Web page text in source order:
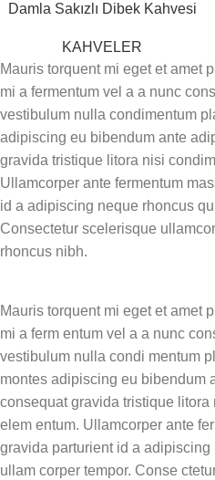
Damla Sakızlı Dibek Kahvesi
KAHVELER
Mauris torquent mi eget et amet
mi a fermentum vel a a nunc
vestibulum nulla condimentum
adipiscing eu bibendum ante
gravida tristique litora nisi
Ullamcorper ante fermentum
id a adipiscing neque rhoncus
Consectetur scelerisque
rhoncus nibh.
Mauris torquent mi eget et amet
mi a ferm entum vel a a nunc
vestibulum nulla condi mentum
montes adipiscing eu bibendum
consequat gravida tristique
elem entum. Ullamcorper ante
gravida parturient id a
ullam corper tempor. Conse